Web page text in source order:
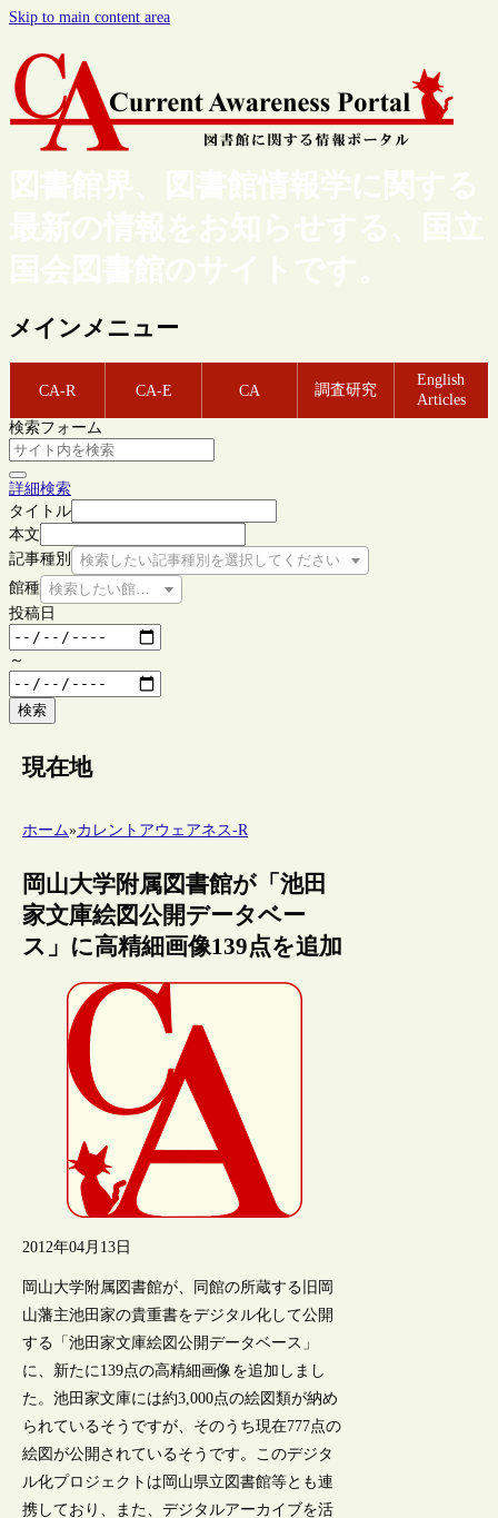
Skip to main content area
図書館界、図書館情報学に関する
最新の情報をお知らせする、国立
国会図書館のサイトです。
メインメニュー
CA-R CA-E CA 調査研究
English
Articles
検索フォーム
詳細検索
タイトル
本文
記事種別
検索したい記事種別を選択してください
館種 検索したい館種を選択してください
投稿日
～
検索
現在地
ホーム»カレントアウェアネス-R
岡山大学附属図書館が「池田
家文庫絵図公開データベー
ス」に高精細画像139点を追加
2012年04月13日
岡山大学附属図書館が、同館の所蔵する旧岡
山藩主池田家の貴重書をデジタル化して公開
する「池田家文庫絵図公開データベース」
に、新たに139点の高精細画像を追加しまし
た。池田家文庫には約3,000点の絵図類が納め
られているそうですが、そのうち現在777点の
絵図が公開されているそうです。このデジタ
ル化プロジェクトは岡山県立図書館等とも連
携しており、また、デジタルアーカイブを活